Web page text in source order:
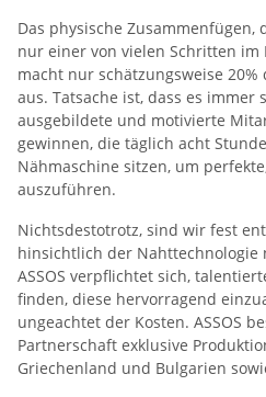
Das physische Zusammenfügen,
nur einer von vielen Schritten im
macht nur schätzungsweise 20%
aus. Tatsache ist, dass es immer
ausgebildete und motivierte
gewinnen, die täglich acht
Nähmaschine sitzen, um
auszuführen.
Nichtsdestotrotz, sind wir fest
hinsichtlich der Nahttechnologie
ASSOS verpflichtet sich,
finden, diese hervorragend
ungeachtet der Kosten. ASSOS
Partnerschaft exklusive
Griechenland und Bulgarien